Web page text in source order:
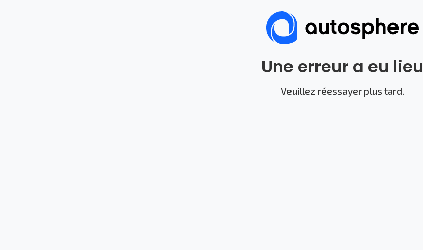
Une erreur a eu lieu
Veuillez réessayer plus tard.